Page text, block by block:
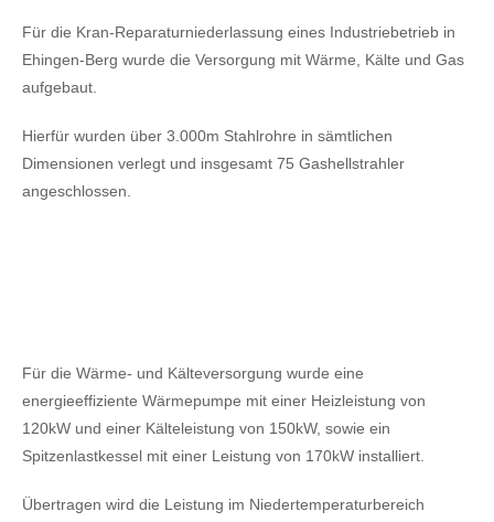
Für die Kran-Reparaturniederlassung eines Industriebetrieb in
Ehingen-Berg wurde die Versorgung mit Wärme, Kälte und Gas
aufgebaut.
Hierfür wurden über 3.000m Stahlrohre in sämtlichen
Dimensionen verlegt und insgesamt 75 Gashellstrahler
angeschlossen.
Für die Wärme- und Kälteversorgung wurde eine
energieeffiziente Wärmepumpe mit einer Heizleistung von
120kW und einer Kälteleistung von 150kW, sowie ein
Spitzenlastkessel mit einer Leistung von 170kW installiert.
Übertragen wird die Leistung im Niedertemperaturbereich